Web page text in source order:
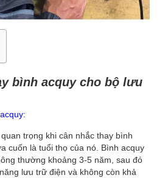
bình acquy cho bộ lưu
trọng khi cân nhắc thay bình
cuốn là tuổi thọ của nó. Bình acquy
thường khoảng 3-5 năm, sau đó
lưu trữ điện và không còn khả